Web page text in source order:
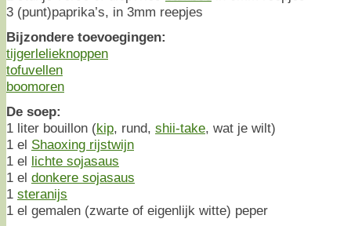
3 (punt)paprika’s, in 3mm reepjes
Bijzondere toevoegingen:
tijgerlelieknoppen
tofuvellen
boomoren
De soep:
1 liter bouillon (kip, rund, shii-take, wat je wilt)
1 el Shaoxing rijstwijn
1 el lichte sojasaus
1 el donkere sojasaus
1 steranijs
1 el gemalen (zwarte of eigenlijk witte) peper